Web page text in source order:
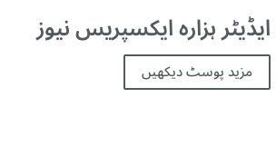
ایڈیٹر ہزارہ ایکسپریس نیوز
مزید پوسٹ دیکھیں